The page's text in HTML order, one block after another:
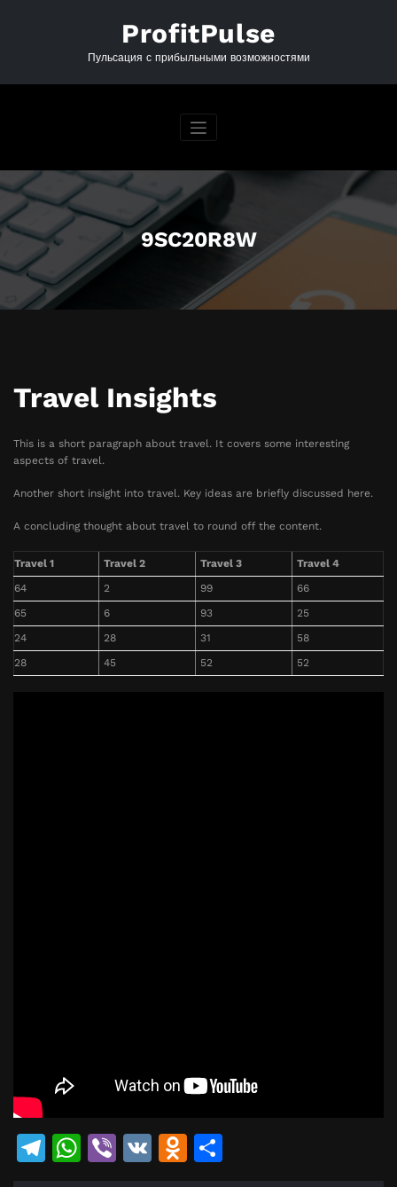
ProfitPulse
Пульсация с прибыльными возможностями
9SC20R8W
Travel Insights
This is a short paragraph about travel. It covers some interesting
aspects of travel.
Another short insight into travel. Key ideas are briefly discussed here.
A concluding thought about travel to round off the content.
Travel 1 Travel 2 Travel 3
Travel 4
64
2 99
66
65
6 93
25
24
28 31
58
28
45 52 52
Telegram
WhatsApp
Viber
VK Odnoklassniki